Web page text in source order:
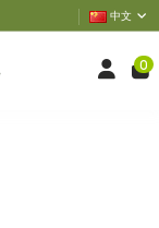
中文
0